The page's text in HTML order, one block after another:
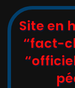
Site en
“fact-